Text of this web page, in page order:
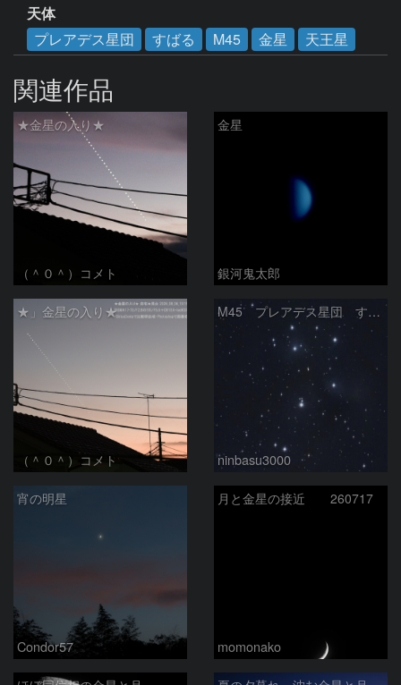
天体
プレアデス星団
すばる M45 金星 天王星
関連作品
★金星の入り★
（＾０＾）コメト
金星
銀河鬼太郎
★」金星の入り★
（＾０＾）コメト
M45 プレアデス星団 すばる
ninbasu3000
宵の明星
Condor57
月と金星の接近 260717
momonako